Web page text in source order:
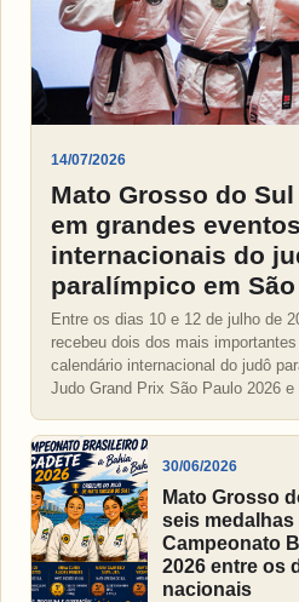
14/07/2026
Mato Grosso do
em grandes eventos
internacionais do
paralímpico em
Entre os dias 10 e 12 de julho de
recebeu dois dos mais
calendário internacional do judô
Judo Grand Prix São Paulo 2026
30/06/2026
Mato Grosso
seis medalhas
Campeonato
2026 entre os
nacionais